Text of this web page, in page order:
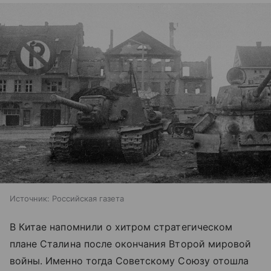
Источник: Российская газета
В Китае напомнили о хитром стратегическом
плане Сталина после окончания Второй мировой
войны. Именно тогда Советскому Союзу отошла